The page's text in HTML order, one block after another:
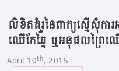
លិខិតគំរូនៃពាក្យស្នើសុំក
ឈើកែឆ្នៃ ឬអនុផលព្រៃឈ
April 10th, 2015